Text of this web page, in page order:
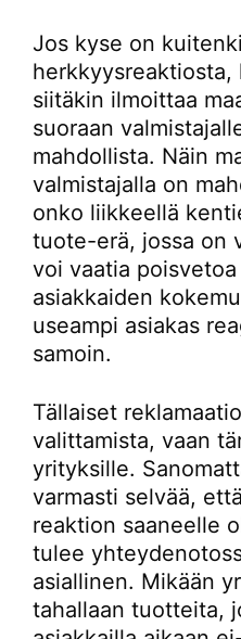
Jos kyse on
herkkyysreaktiosta,
siitäkin ilmoittaa
suoraan
mahdollista. Näin
valmistajalla on
onko liikkeellä
tuote-erä, jossa on
voi vaatia
asiakkaiden
useampi asiakas
samoin.
Tällaiset
valittamista, vaan
yrityksille.
varmasti selvää,
reaktion saaneelle
tulee
asiallinen. Mikään
tahallaan tuotteita,